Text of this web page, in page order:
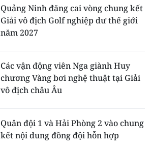
Quảng Ninh đăng cai vòng chung kết
Giải vô địch Golf nghiệp dư thế giới
năm 2027
Các vận động viên Nga giành Huy
chương Vàng bơi nghệ thuật tại Giải
vô địch châu Âu
Quân đội 1 và Hải Phòng 2 vào chung
kết nội dung đồng đội hỗn hợp